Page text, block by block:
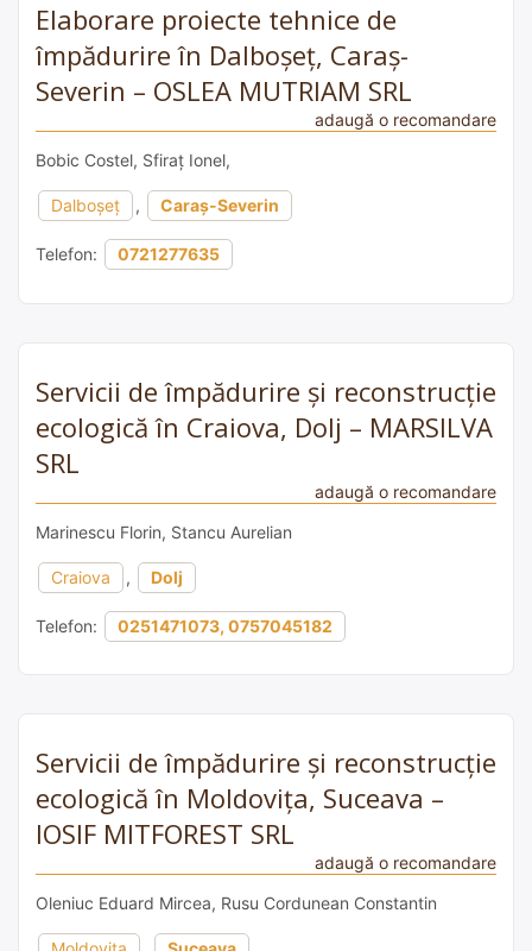
Elaborare proiecte tehnice de
împădurire în Dalboșeț, Caraș-
Severin – OSLEA MUTRIAM SRL
adaugă o recomandare
Bobic Costel, Sfiraț Ionel,
Dalboșeț , Caraș-Severin
Telefon: 0721277635
Servicii de împădurire și reconstrucție
ecologică în Craiova, Dolj – MARSILVA
SRL
adaugă o recomandare
Marinescu Florin, Stancu Aurelian
Craiova , Dolj
Telefon: 0251471073, 0757045182
Servicii de împădurire și reconstrucție
ecologică în Moldovița, Suceava –
IOSIF MITFOREST SRL
adaugă o recomandare
Oleniuc Eduard Mircea, Rusu Cordunean Constantin